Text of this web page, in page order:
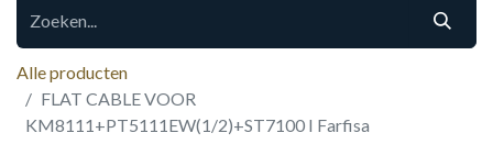
Alle producten
FLAT CABLE VOOR
KM8111+PT5111EW(1/2)+ST7100 I Farfisa